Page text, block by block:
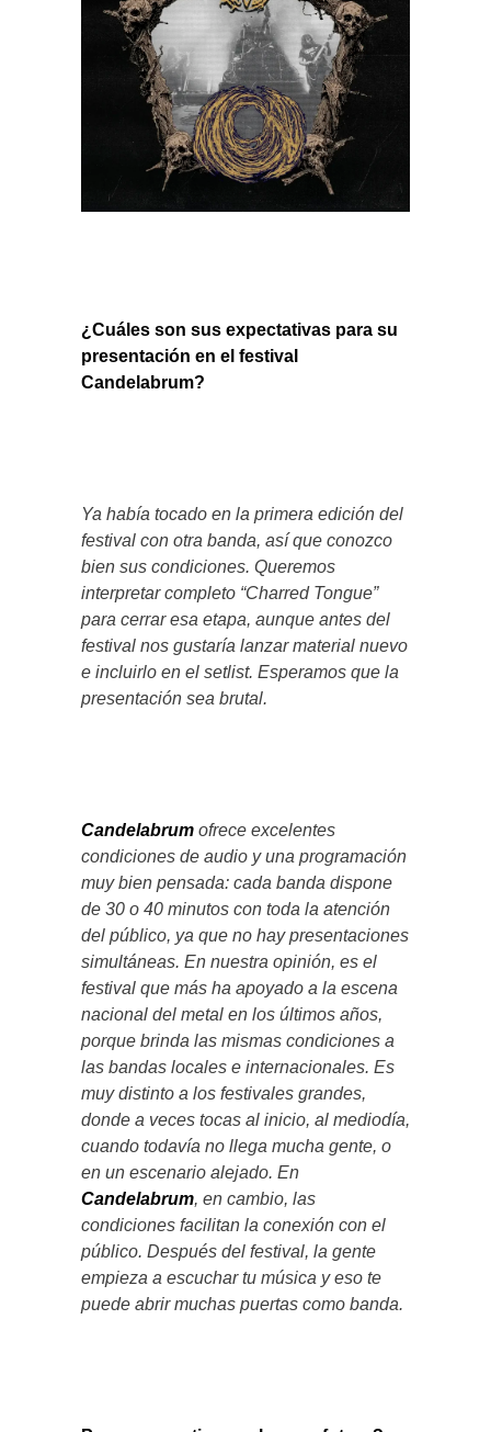
¿Cuáles son sus expectativas para su
presentación en el festival
Candelabrum?
Ya había tocado en la primera edición del
festival con otra banda, así que conozco
bien sus condiciones. Queremos
interpretar completo “Charred Tongue”
para cerrar esa etapa, aunque antes del
festival nos gustaría lanzar material nuevo
e incluirlo en el setlist. Esperamos que la
presentación sea brutal.
Candelabrum ofrece excelentes
condiciones de audio y una programación
muy bien pensada: cada banda dispone
de 30 o 40 minutos con toda la atención
del público, ya que no hay presentaciones
simultáneas. En nuestra opinión, es el
festival que más ha apoyado a la escena
nacional del metal en los últimos años,
porque brinda las mismas condiciones a
las bandas locales e internacionales. Es
muy distinto a los festivales grandes,
donde a veces tocas al inicio, al mediodía,
cuando todavía no llega mucha gente, o
en un escenario alejado. En
Candelabrum, en cambio, las
condiciones facilitan la conexión con el
público. Después del festival, la gente
empieza a escuchar tu música y eso te
puede abrir muchas puertas como banda.